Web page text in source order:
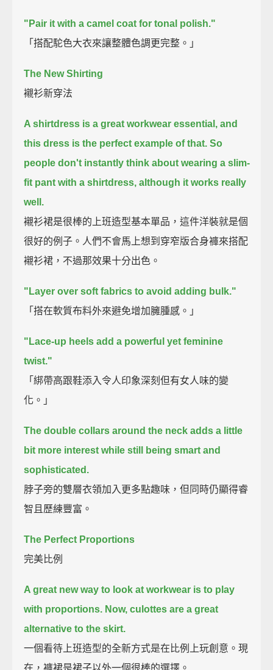
"Pair it with a camel coat for tonal polish."
「搭配駝色大衣來讓整體色調更完整。」
The New Shirting
襯衫新穿法
A shirtdress is a great workwear essential, and
this dress is the perfect example of that. So
people don't instantly think about wearing a slim-
fit pant with a shirtdress, although it works really
well.
襯衫裙是很棒的上班造型基本單品，這件洋裝就是個
很好的例子。人們不會馬上想到穿窄版合身褲來搭配
襯衫裙，不過那效果十分出色。
"Layer over soft fabrics to avoid adding bulk."
「搭在軟質布料外來避免增加臃腫感。」
"Lace-up heels add a powerful yet feminine
twist."
「綁帶高跟鞋添入令人印象深刻但有女人味的變
化。」
The double collars around the neck adds a little
bit more interest while still being smart and
sophisticated.
脖子旁的雙層衣領加入更多點趣味，但同時仍顯得睿
智且歷練豐富。
The Perfect Proportions
完美比例
A great new way to look at workwear is to play
with proportions. Now, culottes are a great
alternative to the skirt.
一個看待上班造型的全新方式是在比例上玩創意。現
在，褲裙是裙子以外一個很棒的選擇。